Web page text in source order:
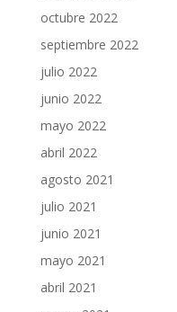
octubre 2022
septiembre 2022
julio 2022
junio 2022
mayo 2022
abril 2022
agosto 2021
julio 2021
junio 2021
mayo 2021
abril 2021